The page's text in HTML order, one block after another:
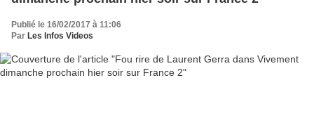
Publié le 16/02/2017 à 11:06
Par Les Infos Videos